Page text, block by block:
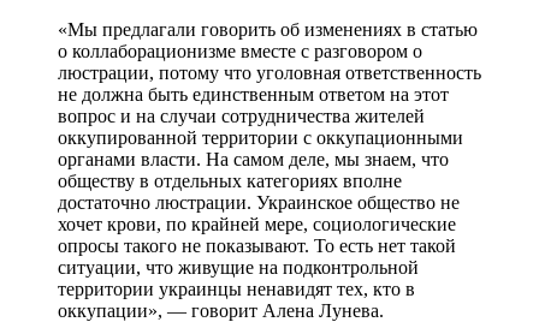
«Мы предлагали говорить об изменениях в статью
о коллаборационизме вместе с разговором о
люстрации, потому что уголовная ответственность
не должна быть единственным ответом на этот
вопрос и на случаи сотрудничества жителей
оккупированной территории с оккупационными
органами власти. На самом деле, мы знаем, что
обществу в отдельных категориях вполне
достаточно люстрации. Украинское общество не
хочет крови, по крайней мере, социологические
опросы такого не показывают. То есть нет такой
ситуации, что живущие на подконтрольной
территории украинцы ненавидят тех, кто в
оккупации», — говорит Алена Лунева.